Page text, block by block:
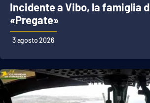
Incidente a Vibo, la famiglia
«Pregate»
3 agosto 2026